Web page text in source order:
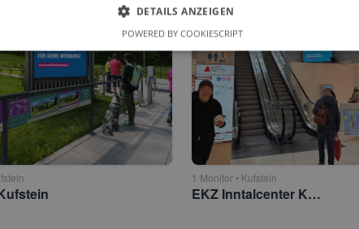
1 Monitor • Kufstein
EKZ Inntalcenter Kufstein
DETAILS ANZEIGEN
POWERED BY COOKIESCRIPT